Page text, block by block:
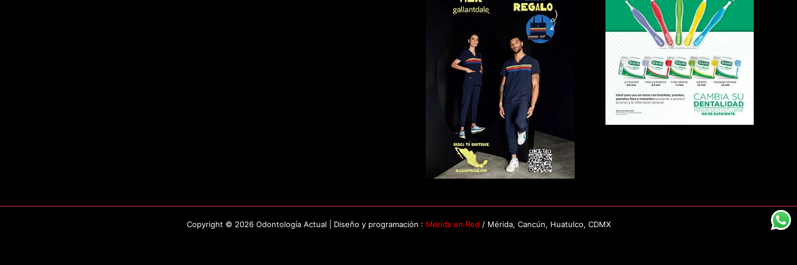
Copyright © 2026 Odontología Actual | Diseño y programación : Mérida en Red / Mérida, Cancún, Huatulco, CDMX